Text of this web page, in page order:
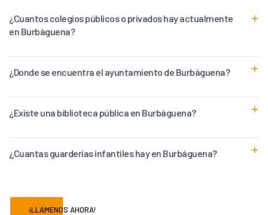
¿Cuantos colegios públicos o privados hay actualmente
en Burbáguena?
¿Donde se encuentra el ayuntamiento de Burbáguena?
¿Existe una biblioteca pública en Burbáguena?
¿Cuantas guarderías infantiles hay en Burbáguena?
¡LLÁMENOS AHORA!